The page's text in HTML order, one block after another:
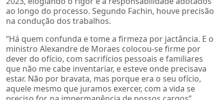
ao longo do processo. Segundo Fachin, houve precisão
na condução dos trabalhos.
“Há quem confunda e tome a firmeza por jactância. E o
ministro Alexandre de Moraes colocou-se firme por
dever do ofício, com sacrifícios pessoais e familiares
que não me cabe inventariar, e esteve onde precisava
estar. Não por bravata, mas porque era o seu ofício,
aquele mesmo que juramos exercer, com a vida se